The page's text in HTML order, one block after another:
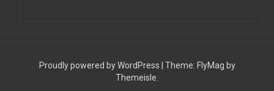
Proudly powered by WordPress Theme: FlyMag by
Themeisle.